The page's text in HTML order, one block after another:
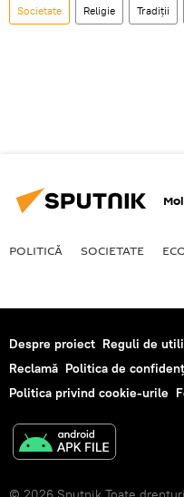
Societate Religie Tradiții
POLITICĂ SOCIETATE
Despre proiect Reguli de
Reclamă Politica de
Politica privind cookie-urile